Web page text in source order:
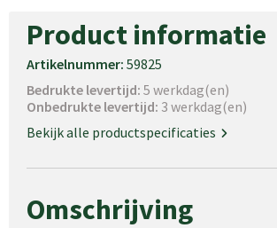
Product informatie
Artikelnummer: 59825
Bedrukte levertijd: 5 werkdag(en)
Onbedrukte levertijd: 3 werkdag(en)
Bekijk alle productspecificaties
Omschrijving